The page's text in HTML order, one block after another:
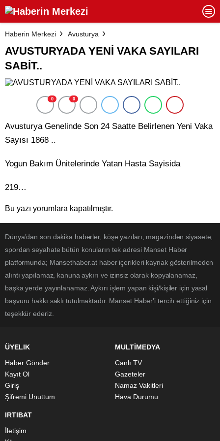
Haberin Merkezi Avusturya
AVUSTURYADA YENİ VAKA SAYILARI
SABİT..
0 0
Avusturya Genelinde Son 24 Saatte Belirlenen Yeni Vaka
Sayısı 1868 ..
Yogun Bakım Ünitelerinde Yatan Hasta Sayisida
219…
Bu yazı yorumlara kapatılmıştır.
Dünya’dan son dakika haberler, köşe yazıları, magazinden siyasete,
spordan seyahate bütün konuların tek adresi Manset Haber
platformunda; Mansethaber.at haber içerikleri kaynak gösterilmeden
alıntı yapılamaz, kanuna aykırı ve izinsiz olarak kopyalanamaz,
başka yerde yayınlanamaz. Aykırı işlem yapan kişi/kişiler için yasal
başvuru hakkı saklı tutulmaktadır. Manset Haber'i tercih ettiğiniz için
teşekkür ederiz.
ÜYELIK
Haber Gönder
Kayıt Ol
Giriş
Şifremi Unuttum
MULTİMEDYA
Canlı TV
Gazeteler
Namaz Vakitleri
Hava Durumu
IRTIBAT
İletişim